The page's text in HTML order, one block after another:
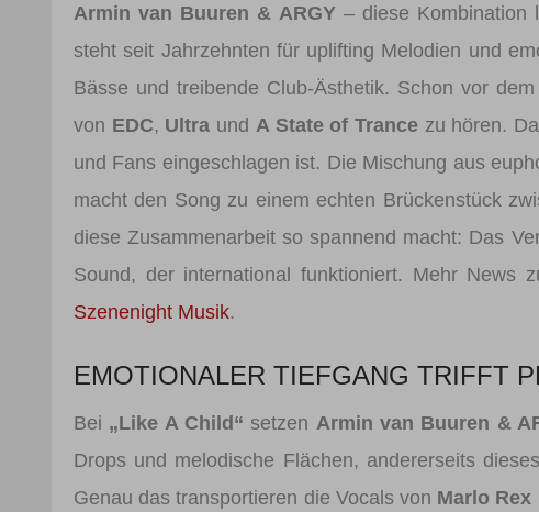
Armin van Buuren & ARGY– diese Kombination
steht seit Jahrzehnten für uplifting Melodien und
Bässe und treibende Club-Ästhetik. Schon vor
von EDC, Ultra und A State of Trancezu hören.
und Fans eingeschlagen ist. Die Mischung aus
macht den Song zu einem echten Brückenstück
diese Zusammenarbeit so spannend macht: Das
Sound, der international funktioniert. Mehr News
Szenenight Musik.
EMOTIONALER TIEFGANG TRIFFT
Bei „Like A Child“ setzen Armin van Buuren &
Drops und melodische Flächen, andererseits
Genau das transportieren die Vocals von Marlo Rex